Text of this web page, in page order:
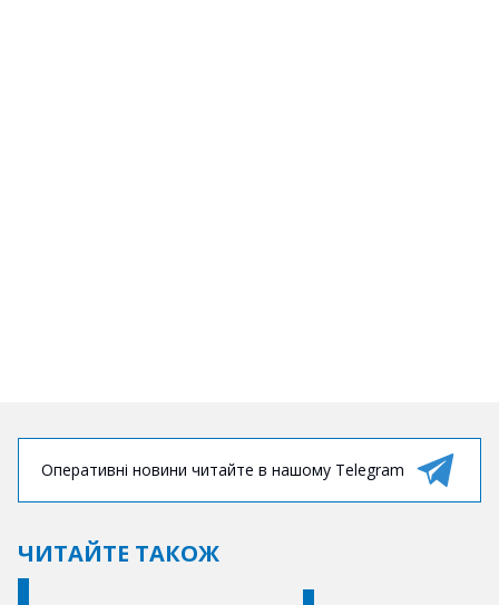
Оперативні новини читайте в нашому Telegram
ЧИТАЙТЕ ТАКОЖ